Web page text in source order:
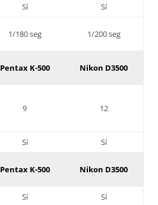
Sí
Sí
1/180 seg 1/200 seg
Pentax K-500 Nikon D3500
9 12
Sí
Sí
Pentax K-500 Nikon D3500
Sí
Sí